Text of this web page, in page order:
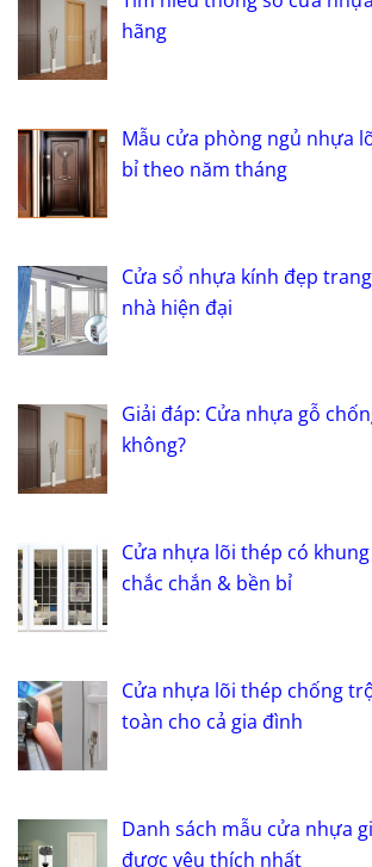
hãng
Mẫu cửa phòng ngủ nhựa
bỉ theo năm tháng
Cửa sổ nhựa kính đẹp
nhà hiện đại
Giải đáp: Cửa nhựa gỗ
không?
Cửa nhựa lõi thép có
chắc chắn & bền bỉ
Cửa nhựa lõi thép chống
toàn cho cả gia đình
Danh sách mẫu cửa nhựa
được yêu thích nhất